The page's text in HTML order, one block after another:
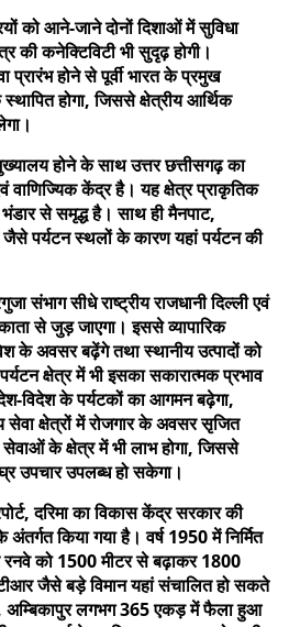
को आने-जाने दोनों दिशाओं में सुविधा
की कनेक्टिविटी भी सुदृढ़ होगी।
प्रारंभ होने से पूर्वी भारत के प्रमुख
होगा, जिससे क्षेत्रीय आर्थिक
होने के साथ उत्तर छत्तीसगढ़ का
वाणिज्यिक केंद्र है। यह क्षेत्र प्राकृतिक
से समृद्ध है। साथ ही मैनपाट,
जैसे पर्यटन स्थलों के कारण यहां पर्यटन की
संभाग सीधे राष्ट्रीय राजधानी दिल्ली एवं
से जुड़ जाएगा। इससे व्यापारिक
के अवसर बढ़ेंगे तथा स्थानीय उत्पादों को
क्षेत्र में भी इसका सकारात्मक प्रभाव
विदेश के पर्यटकों का आगमन बढ़ेगा,
क्षेत्रों में रोजगार के अवसर सृजित
के क्षेत्र में भी लाभ होगा, जिससे
उपचार उपलब्ध हो सकेगा।
दरिमा का विकास केंद्र सरकार की
किया गया है। वर्ष 1950 में निर्मित
रनवे को 1500 मीटर से बढ़ाकर 1800
जैसे बड़े विमान यहां संचालित हो सकते
अम्बिकापुर लगभग 365 एकड़ में फैला हुआ